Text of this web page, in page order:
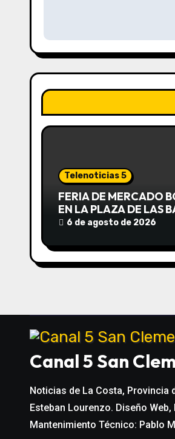
e
g
a
c
e
e
t
r
a
d
a
Telenoticias 5
FERIA DE MERCADO
EN LA PLAZA DE LAS
6 de agosto de 2026
Canal 5 San
Noticias de La Costa, Provincia
Esteban Lourenzo. Diseño
Mantenimiento Técnico: Pablo